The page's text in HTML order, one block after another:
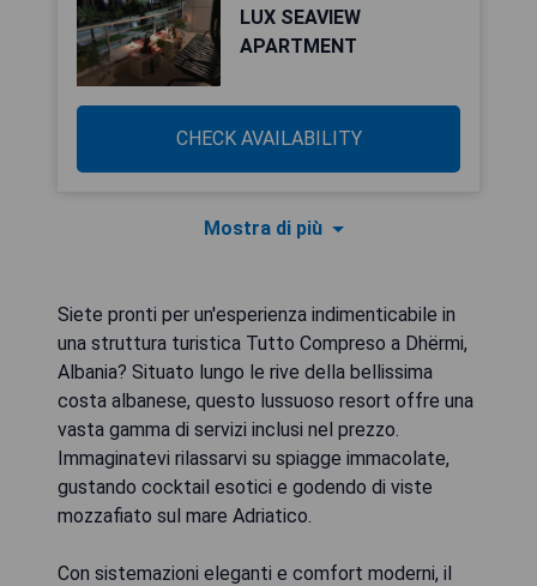
LUX SEAVIEW
APARTMENT
CHECK AVAILABILITY
Mostra di più
Siete pronti per un'esperienza indimenticabile in
una struttura turistica Tutto Compreso a Dhërmi,
Albania? Situato lungo le rive della bellissima
costa albanese, questo lussuoso resort offre una
vasta gamma di servizi inclusi nel prezzo.
Immaginatevi rilassarvi su spiagge immacolate,
gustando cocktail esotici e godendo di viste
mozzafiato sul mare Adriatico.
Con sistemazioni eleganti e comfort moderni, il